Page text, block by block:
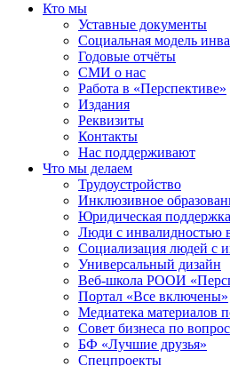
Кто мы
Уставные документы
Социальная модель
Годовые отчёты
СМИ о нас
Работа в «Перспективе»
Издания
Реквизиты
Контакты
Нас поддерживают
Что мы делаем
Трудоустройство
Инклюзивное
Юридическая
Люди с инвалидностью
Социализация людей с
Универсальный дизайн
Веб-школа РООИ
Портал «Все включены»
Медиатека материалов
Совет бизнеса по
БФ «Лучшие друзья»
Спецпроекты